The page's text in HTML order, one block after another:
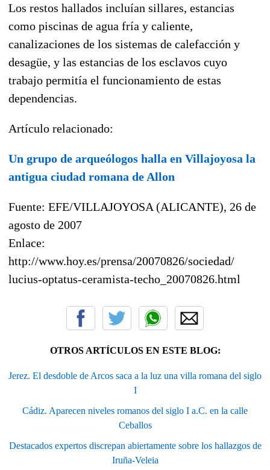
Los restos hallados incluían sillares, estancias
como piscinas de agua fría y caliente,
canalizaciones de los sistemas de calefacción y
desagüe, y las estancias de los esclavos cuyo
trabajo permitía el funcionamiento de estas
dependencias.
Artículo relacionado:
Un grupo de arqueólogos halla en Villajoyosa la
antigua ciudad romana de Allon
Fuente: EFE/VILLAJOYOSA (ALICANTE), 26 de
agosto de 2007
Enlace:
http://www.hoy.es/prensa/20070826/sociedad/
lucius-optatus-ceramista-techo_20070826.html
OTROS ARTÍCULOS EN ESTE BLOG:
Jerez. El desdoble de Arcos saca a la luz una villa romana del siglo
I
Cádiz. Aparecen niveles romanos del siglo I a.C. en la calle
Ceballos
Destacados expertos discrepan abiertamente sobre los hallazgos de
Iruña-Veleia